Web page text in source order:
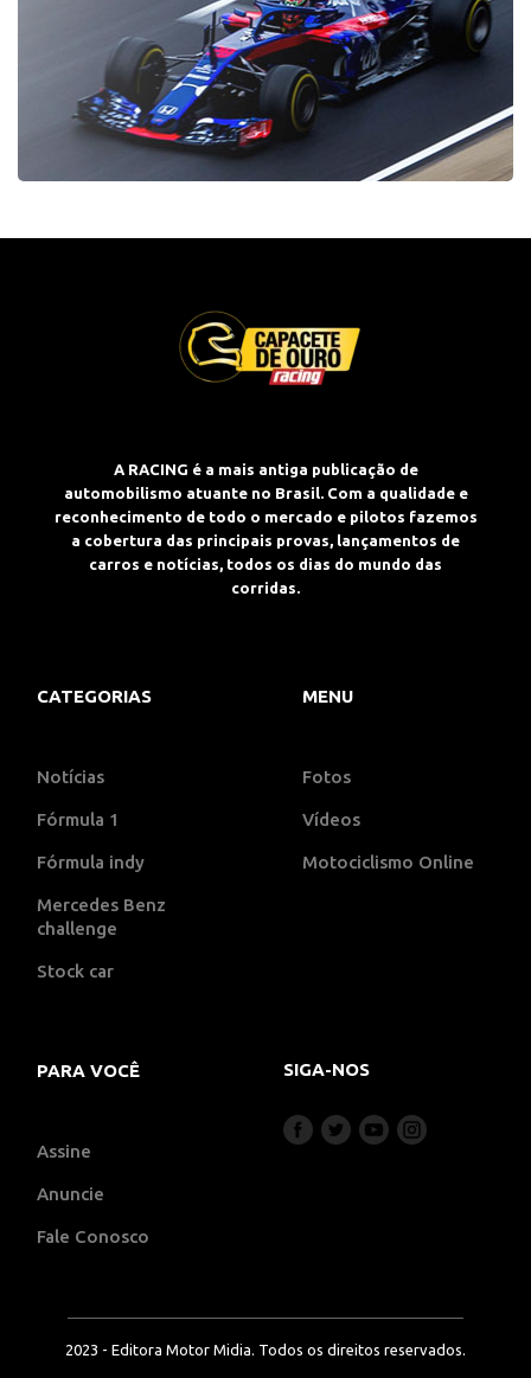
A RACING é a mais antiga publicação de
automobilismo atuante no Brasil. Com a qualidade e
reconhecimento de todo o mercado e pilotos fazemos
a cobertura das principais provas, lançamentos de
carros e notícias, todos os dias do mundo das
corridas.
CATEGORIAS
Notícias
Fórmula 1
Fórmula indy
Mercedes Benz
challenge
Stock car
MENU
Fotos
Vídeos
Motociclismo Online
PARA VOCÊ
Assine
Anuncie
Fale Conosco
SIGA-NOS
2023 - Editora Motor Midia. Todos os direitos reservados.